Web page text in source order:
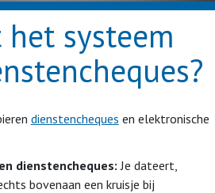
systeem
dienstencheques en elektronische
dienstencheques:Je dateert,
bovenaan een kruisje bij